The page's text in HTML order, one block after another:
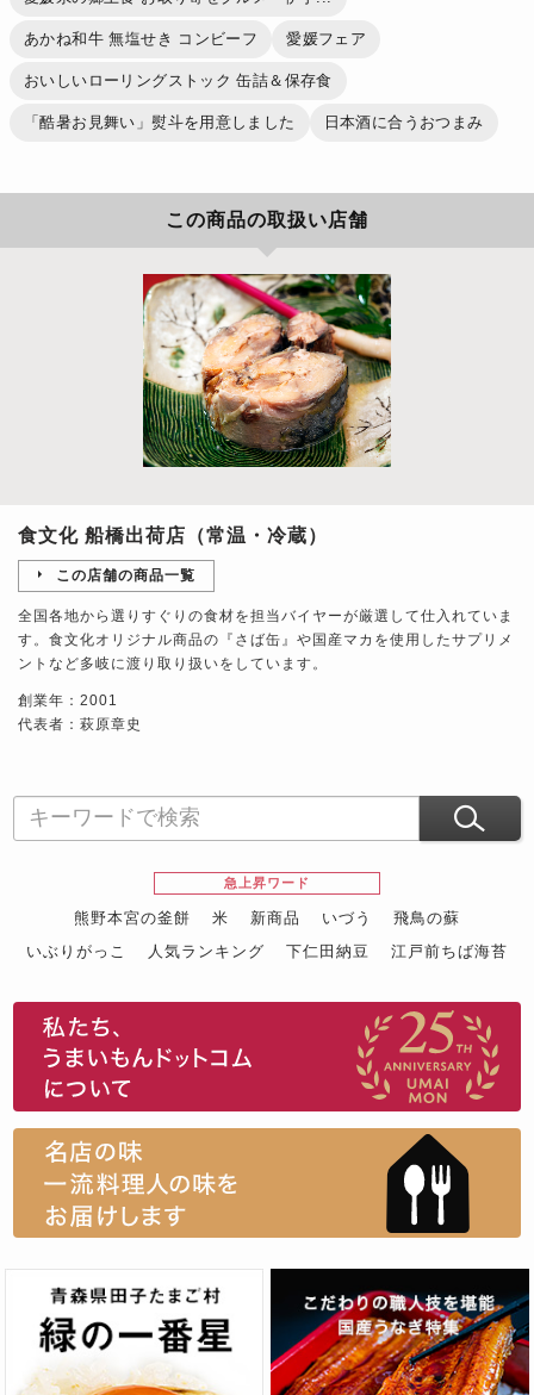
あかね和牛 無塩せき コンビーフ 愛媛フェア
おいしいローリングストック 缶詰＆保存食
「酷暑お見舞い」熨斗を用意しました 日本酒に合うおつまみ
この商品の取扱い店舗
食文化 船橋出荷店（常温・冷蔵）
この店舗の商品一覧
全国各地から選りすぐりの食材を担当バイヤーが厳選して仕入れていま
す。食文化オリジナル商品の『さば缶』や国産マカを使用したサプリメ
ントなど多岐に渡り取り扱いをしています。
創業年：2001
代表者：萩原章史
急上昇ワード
熊野本宮の釜餅 米 新商品 いづう
飛鳥の蘇
いぶりがっこ
人気ランキング 下仁田納豆
江戸前ちば海苔